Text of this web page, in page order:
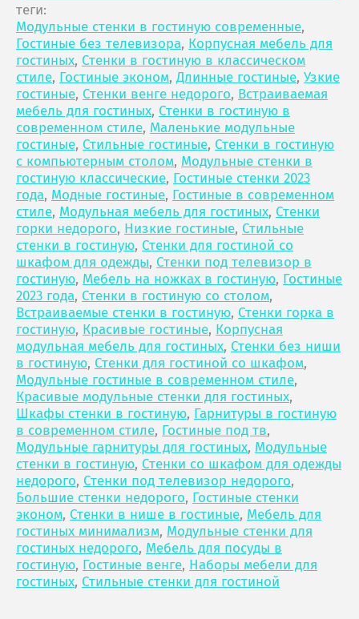
теги:
Модульные стенки в гостиную современные,
Гостиные без телевизора, Корпусная мебель для
гостиных, Стенки в гостиную в классическом
стиле, Гостиные эконом,Длинные гостиные, Узкие
гостиные, Стенки венге недорого, Встраиваемая
мебель для гостиных, Стенки в гостиную в
современном стиле, Маленькие модульные
гостиные, Стильные гостиные, Стенки в гостиную
с компьютерным столом, Модульные стенки в
гостиную классические, Гостиные стенки 2023
года, Модные гостиные, Гостиные в современном
стиле, Модульная мебель для гостиных, Стенки
горки недорого, Низкие гостиные, Стильные
стенки в гостиную, Стенки для гостиной со
шкафом для одежды, Стенки под телевизор в
гостиную, Мебель на ножках в гостиную, Гостиные
2023 года, Стенки в гостиную со столом,
Встраиваемые стенки в гостиную, Стенки горка в
гостиную, Красивые гостиные, Корпусная
модульная мебель для гостиных, Стенки без ниши
в гостиную, Стенки для гостиной со шкафом,
Модульные гостиные в современном стиле,
Красивые модульные стенки для гостиных,
Шкафы стенки в гостиную, Гарнитуры в гостиную
в современном стиле, Гостиные под тв,
Модульные гарнитуры для гостиных, Модульные
стенки в гостиную, Стенки со шкафом для одежды
недорого, Стенки под телевизор недорого,
Большие стенки недорого, Гостиные стенки
эконом, Стенки в нише в гостиные, Мебель для
гостиных минимализм, Модульные стенки для
гостиных недорого, Мебель для посуды в
гостиную, Гостиные венге, Наборы мебели для
гостиных, Стильные стенки для гостиной